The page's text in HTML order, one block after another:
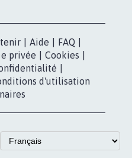
Aide FAQ
privée Cookies
d'utilisation